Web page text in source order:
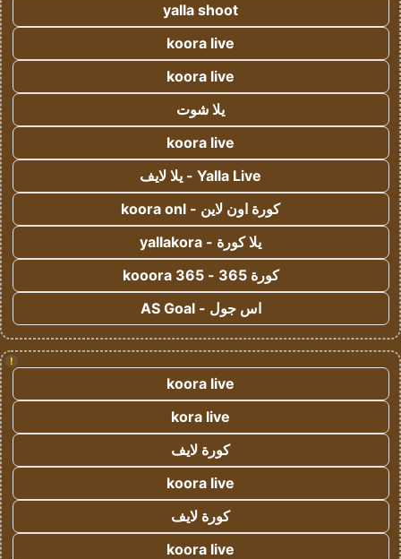
yalla shoot
koora live
koora live
يلا شوت
koora live
Yalla Live - يلا لايف
كورة اون لاين - koora onl
يلا كورة - yallakora
كورة 365 - kooora 365
اس جول - AS Goal
!
koora live
kora live
كورة لايف
koora live
كورة لايف
koora live